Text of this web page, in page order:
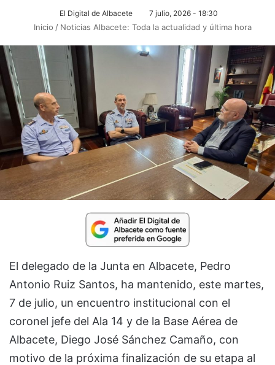
El Digital de Albacete 7 julio, 2026 - 18:30
Inicio / Noticias Albacete: Toda la actualidad y última hora
El delegado de la Junta en Albacete, Pedro
Antonio Ruiz Santos, ha mantenido, este martes,
7 de julio, un encuentro institucional con el
coronel jefe del Ala 14 y de la Base Aérea de
Albacete, Diego José Sánchez Camaño, con
motivo de la próxima finalización de su etapa al